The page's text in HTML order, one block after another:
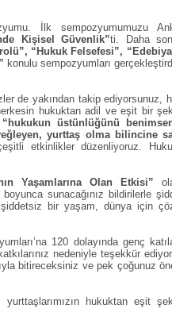
İlk sempozyumumuzu
Kişisel Güvenlik”ti. Daha
“Hukuk Felsefesi”,
konulu sempozyumları
de yakından takip ediyorsunuz,
hukuktan adil ve eşit bir
“hukukun üstünlüğünü
yurttaş olma bilincine
etkinlikler düzenliyoruz.
Yaşamlarına Olan Etkisi”
sunacağınız bildirilerle
bir yaşam, dünya için
120 dolayında genç
nedeniyle teşekkür
bitireceksiniz ve pek çoğunuz
hukuktan eşit